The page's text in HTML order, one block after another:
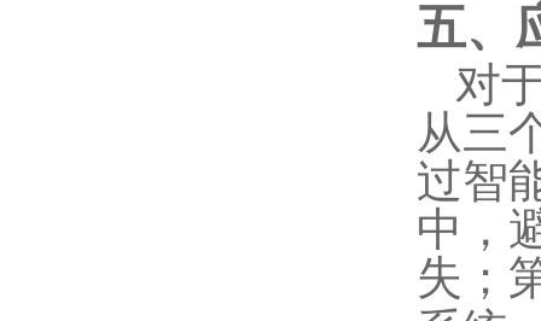
五、
对
从三
过智
中，
失；